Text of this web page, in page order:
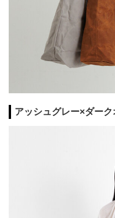
アッシュグレー×ダー